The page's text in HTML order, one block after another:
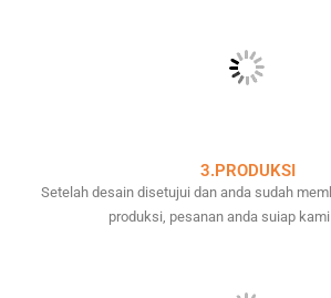
3.PRODUKSI
Setelah desain disetujui dan anda sudah
produksi, pesanan anda suiap